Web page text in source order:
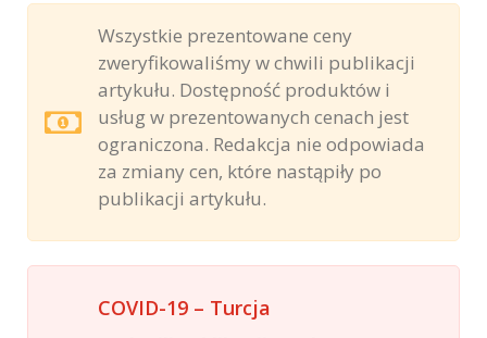
Wszystkie prezentowane ceny
zweryfikowaliśmy w chwili publikacji
artykułu. Dostępność produktów i
usług w prezentowanych cenach jest
ograniczona. Redakcja nie odpowiada
za zmiany cen, które nastąpiły po
publikacji artykułu.
COVID-19 – Turcja